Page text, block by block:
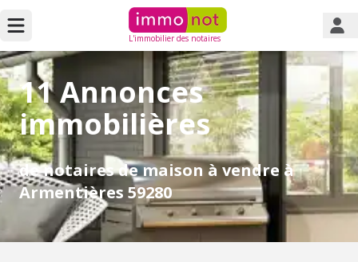
L'immobilier des notaires
11 Annonces
immobilières
de notaires de maison à vendre à
Armentières 59280